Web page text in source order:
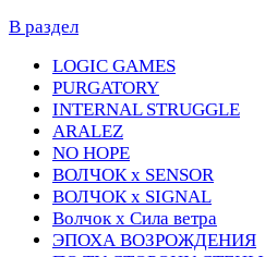
В раздел
LOGIC GAMES
PURGATORY
INTERNAL STRUGGLE
ARALEZ
NO HOPE
ВОЛЧОК х SENSOR
ВОЛЧОК х SIGNAL
Волчок х Сила ветра
ЭПОХА ВОЗРОЖДЕНИЯ